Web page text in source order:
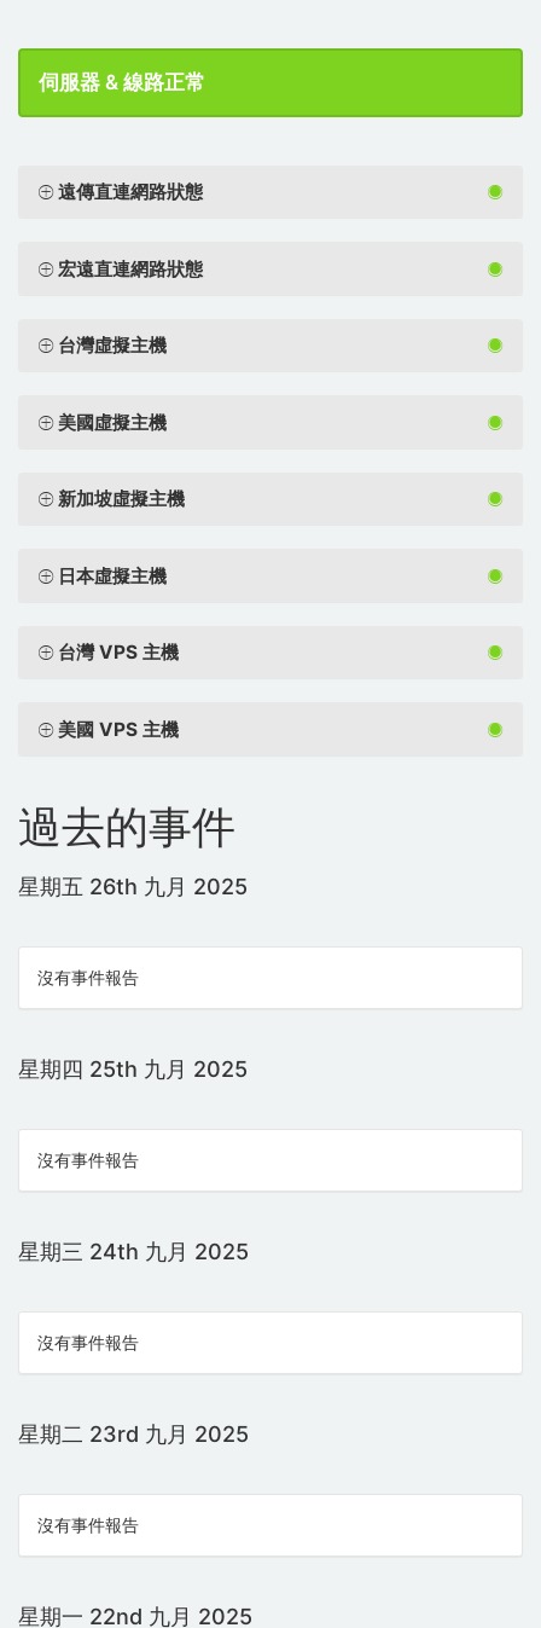
伺服器 & 線路正常
遠傳直連網路狀態
宏遠直連網路狀態
台灣虛擬主機
美國虛擬主機
新加坡虛擬主機
日本虛擬主機
台灣 VPS 主機
美國 VPS 主機
過去的事件
星期五 26th 九月 2025
沒有事件報告
星期四 25th 九月 2025
沒有事件報告
星期三 24th 九月 2025
沒有事件報告
星期二 23rd 九月 2025
沒有事件報告
星期一 22nd 九月 2025